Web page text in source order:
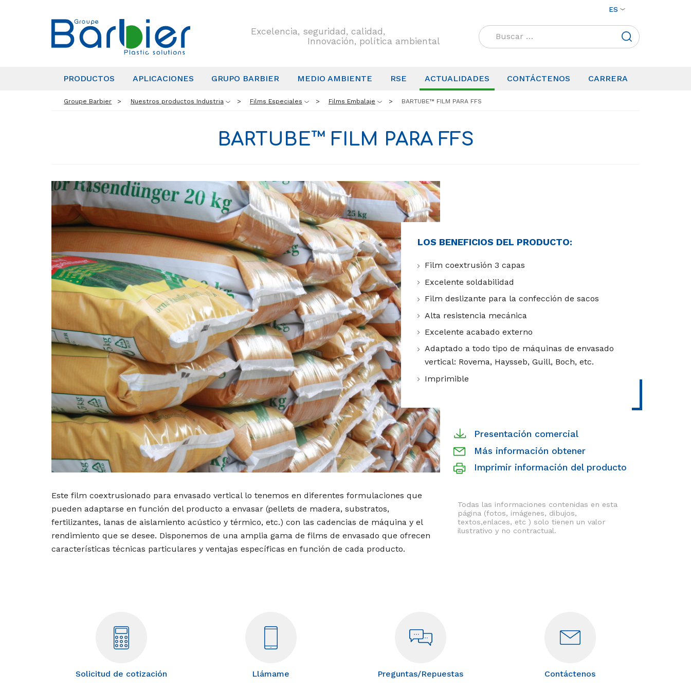
ES
Excelencia, seguridad, calidad,
Innovación, política ambiental
Buscar:
PRODUCTOS APLICACIONES GRUPO BARBIER MEDIO AMBIENTE RSE ACTUALIDADES CONTÁCTENOS CARRERA
Groupe Barbier Nuestros productos Industria Films Especiales Films Embalaje BARTUBE™ FILM PARA FFS
BARTUBE™ FILM PARA FFS
Este film coextrusionado para envasado vertical lo tenemos en diferentes formulaciones que
pueden adaptarse en función del producto a envasar (pellets de madera, substratos,
fertilizantes, lanas de aislamiento acústico y térmico, etc.) con las cadencias de máquina y el
rendimiento que se desee. Disponemos de una amplia gama de films de envasado que ofrecen
características técnicas particulares y ventajas específicas en función de cada producto.
LOS BENEFICIOS DEL PRODUCTO:
Film coextrusión 3 capas
Excelente soldabilidad
Film deslizante para la confección de sacos
Alta resistencia mecánica
Excelente acabado externo
Adaptado a todo tipo de máquinas de envasado
vertical: Rovema, Haysseb, Guill, Boch, etc.
Imprimible
Presentación comercial
Más información obtener
Imprimir información del producto
Todas las informaciones contenidas en esta
página (fotos, imágenes, dibujos,
textos,enlaces, etc ) solo tienen un valor
ilustrativo y no contractual.
Solicitud de cotización Llámame Preguntas/Repuestas Contáctenos